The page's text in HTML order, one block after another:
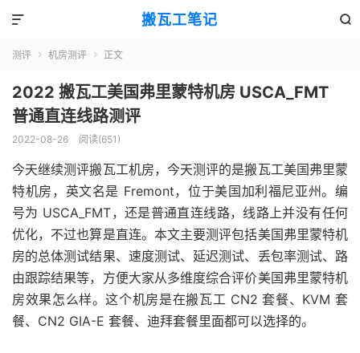
搬瓦工笔记 

测评  机房测评  正文
2022 搬瓦工美国弗里蒙特机房 USCA_FMT
普通直连线路测评
2022-08-26 阅读(651)
今天继续测评搬瓦工机房，今天测评的是搬瓦工美国弗里蒙
特机房，英文名是 Fremont，位于美国加利福尼亚州。编
号为 USCA_FMT，还是普通直连线路，线路上并没有任何
优化，不过也算是直连。本文主要测评包括美国弗里蒙特机
房的总体测试结果、速度测试、延迟测试、丢包率测试、路
由跟踪结果等，方便大家从多维度综合评价美国弗里蒙特机
房效果怎么样。这个机房是在搬瓦工 CN2 套餐、KVM 套
餐、CN2 GIA-E 套餐、迪拜套餐里面都可以选择的。